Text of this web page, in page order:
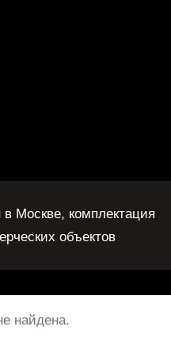
Москве, комплектация
объектов
найдена.